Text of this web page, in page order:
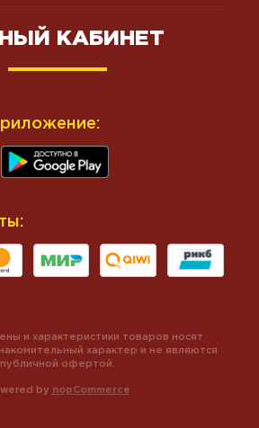
КАБИНЕТ
by nopCommerce
и характеристики товаров носят
характер и не являются
публичной офертой.